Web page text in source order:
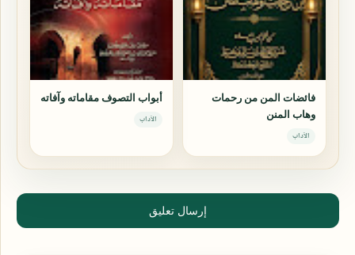
فائضات المن من رحمات
وهاب المنن
الآداب
أبواب التصوف مقاماته وآفاته
الآداب
إرسال تعليق